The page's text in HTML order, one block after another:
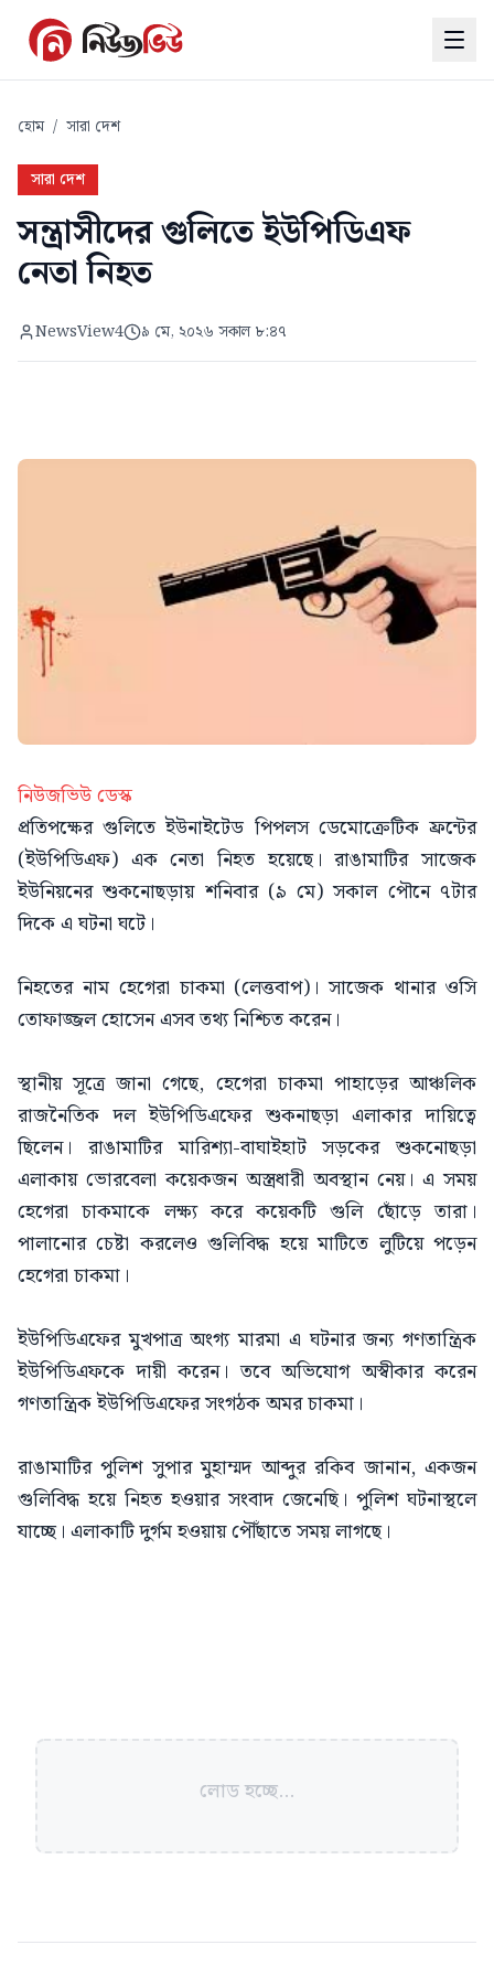
হোম / সারা দেশ
সারা দেশ
সন্ত্রাসীদের গুলিতে ইউপিডিএফ
নেতা নিহত
NewsView4 ৯ মে, ২০২৬ সকাল ৮:৪৭
নিউজভিউ ডেস্ক
প্রতিপক্ষের গুলিতে ইউনাইটেড পিপলস ডেমোক্রেটিক ফ্রন্টের
(ইউপিডিএফ) এক নেতা নিহত হয়েছে। রাঙামাটির সাজেক
ইউনিয়নের শুকনোছড়ায় শনিবার (৯ মে) সকাল পৌনে ৭টার
দিকে এ ঘটনা ঘটে।
নিহতের নাম হেগেরা চাকমা (লেত্তবাপ)। সাজেক থানার ওসি
তোফাজ্জল হোসেন এসব তথ্য নিশ্চিত করেন।
স্থানীয় সূত্রে জানা গেছে, হেগেরা চাকমা পাহাড়ের আঞ্চলিক
রাজনৈতিক দল ইউপিডিএফের শুকনাছড়া এলাকার দায়িত্বে
ছিলেন। রাঙামাটির মারিশ্যা-বাঘাইহাট সড়কের শুকনোছড়া
এলাকায় ভোরবেলা কয়েকজন অস্ত্রধারী অবস্থান নেয়। এ সময়
হেগেরা চাকমাকে লক্ষ্য করে কয়েকটি গুলি ছোঁড়ে তারা।
পালানোর চেষ্টা করলেও গুলিবিদ্ধ হয়ে মাটিতে লুটিয়ে পড়েন
হেগেরা চাকমা।
ইউপিডিএফের মুখপাত্র অংগ্য মারমা এ ঘটনার জন্য গণতান্ত্রিক
ইউপিডিএফকে দায়ী করেন। তবে অভিযোগ অস্বীকার করেন
গণতান্ত্রিক ইউপিডিএফের সংগঠক অমর চাকমা।
রাঙামাটির পুলিশ সুপার মুহাম্মদ আব্দুর রকিব জানান, একজন
গুলিবিদ্ধ হয়ে নিহত হওয়ার সংবাদ জেনেছি। পুলিশ ঘটনাস্থলে
যাচ্ছে। এলাকাটি দুর্গম হওয়ায় পৌঁছাতে সময় লাগছে।
লোড হচ্ছে...